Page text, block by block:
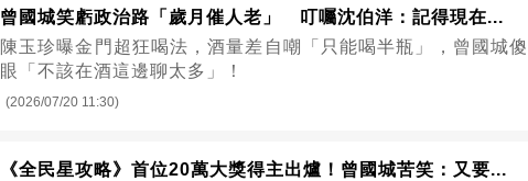
曾國城笑虧政治路「歲月催人老」 叮囑沈伯洋：記得現在...
陳玉珍曝金門超狂喝法，酒量差自嘲「只能喝半瓶」，曾國城傻
眼「不該在酒這邊聊太多」！
(2026/07/20 11:30)
《全民星攻略》首位20萬大獎得主出爐！曾國城苦笑：又要...